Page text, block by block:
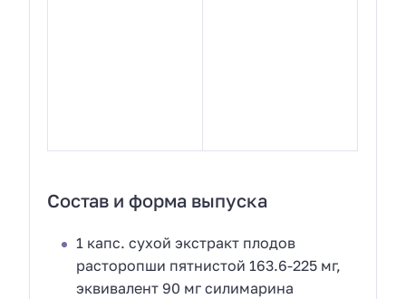
Состав и форма выпуска
1 капс. сухой экстракт плодов
расторопши пятнистой 163.6-225 мг,
эквивалент 90 мг силимарина